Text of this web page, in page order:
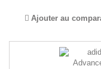
Ajouter au